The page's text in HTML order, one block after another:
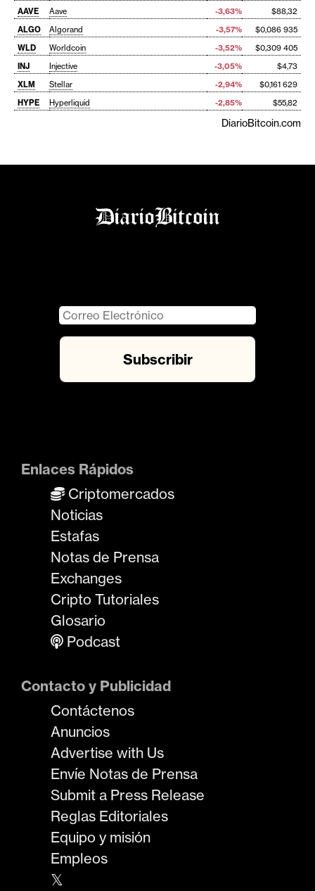
AAVE
Aave -3,63%
$88,32
ALGO
Algorand -3,57%
$0,086 935
WLD
Worldcoin -3,52%
$0,309 405
INJ
Injective -3,05%
$4,73
XLM
Stellar -2,94%
$0,161 629
HYPE
Hyperliquid -2,85% $55,82
DiarioBitcoin.com
Enlaces Rápidos
Criptomercados
Noticias
Estafas
Notas de Prensa
Exchanges
Cripto Tutoriales
Glosario
Podcast
Contacto y Publicidad
Contáctenos
Anuncios
Advertise with Us
Envíe Notas de Prensa
Submit a Press Release
Reglas Editoriales
Equipo y misión
Empleos
𝕏